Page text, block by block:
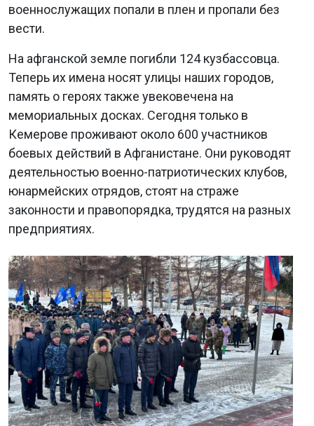
военнослужащих попали в плен и пропали без
вести.
На афганской земле погибли 124 кузбассовца.
Теперь их имена носят улицы наших городов,
память о героях также увековечена на
мемориальных досках. Сегодня только в
Кемерове проживают около 600 участников
боевых действий в Афганистане. Они руководят
деятельностью военно-патриотических клубов,
юнармейских отрядов, стоят на страже
законности и правопорядка, трудятся на разных
предприятиях.